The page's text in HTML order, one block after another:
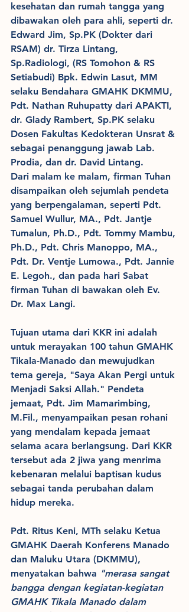
kesehatan dan rumah tangga yang
dibawakan oleh para ahli, seperti dr.
Edward Jim, Sp.PK (Dokter dari
RSAM) dr. Tirza Lintang,
Sp.Radiologi, (RS Tomohon & RS
Setiabudi) Bpk. Edwin Lasut, MM
selaku Bendahara GMAHK DKMMU,
Pdt. Nathan Ruhupatty dari APAKTI,
dr. Glady Rambert, Sp.PK selaku
Dosen Fakultas Kedokteran Unsrat &
sebagai penanggung jawab Lab.
Prodia, dan dr. David Lintang.
Dari malam ke malam, firman Tuhan
disampaikan oleh sejumlah pendeta
yang berpengalaman, seperti Pdt.
Samuel Wullur, MA., Pdt. Jantje
Tumalun, Ph.D., Pdt. Tommy Mambu,
Ph.D., Pdt. Chris Manoppo, MA.,
Pdt. Dr. Ventje Lumowa., Pdt. Jannie
E. Legoh., dan pada hari Sabat
firman Tuhan di bawakan oleh Ev.
Dr. Max Langi.
Tujuan utama dari KKR ini adalah
untuk merayakan 100 tahun GMAHK
Tikala-Manado dan mewujudkan
tema gereja, "Saya Akan Pergi untuk
Menjadi Saksi Allah." Pendeta
jemaat, Pdt. Jim Mamarimbing,
M.Fil., menyampaikan pesan rohani
yang mendalam kepada jemaat
selama acara berlangsung. Dari KKR
tersebut ada 2 jiwa yang menrima
kebenaran melalui baptisan kudus
sebagai tanda perubahan dalam
hidup mereka.
Pdt. Ritus Keni, MTh selaku Ketua
GMAHK Daerah Konferens Manado
dan Maluku Utara (DKMMU),
menyatakan bahwa "merasa sangat
bangga dengan kegiatan-kegiatan
GMAHK Tikala Manado dalam